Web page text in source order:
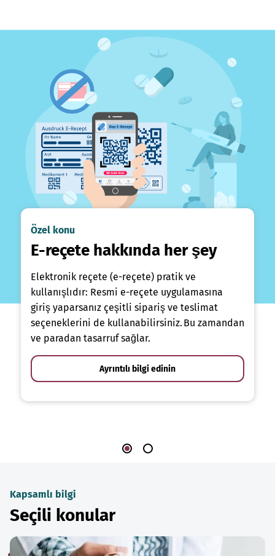
Özel konu
E-reçete hakkında her şey
Elektronik reçete (e-reçete) pratik ve
kullanışlıdır: Resmi e-reçete uygulamasına
giriş yaparsanız çeşitli sipariş ve teslimat
seçeneklerini de kullanabilirsiniz. Bu zamandan
ve paradan tasarruf sağlar.
Ayrıntılı bilgi edinin
Kapsamlı bilgi
Seçili konular